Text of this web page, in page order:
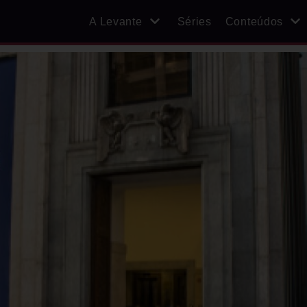
A Levante Séries Conteúdos